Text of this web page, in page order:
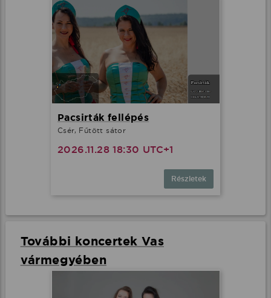
Pacsirták fellépés
Csér, Fűtött sátor
2026.11.28 18:30 UTC+1
Részletek
További koncertek Vas
vármegyében